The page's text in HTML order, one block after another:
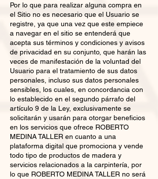
Por lo que para realizar alguna compra en
el Sitio no es necesario que el Usuario se
registre, ya que una vez que este empiece
a navegar en el sitio se entenderá que
acepta sus términos y condiciones y avisos
de privacidad en su conjunto, que harán las
veces de manifestación de la voluntad del
Usuario para el tratamiento de sus datos
personales, incluso sus datos personales
sensibles, los cuales, en concordancia con
lo establecido en el segundo párrafo del
artículo 9 de la Ley, exclusivamente se
solicitarán y usarán para otorgar beneficios
en los servicios que ofrece ROBERTO
MEDINA TALLER en cuanto a una
plataforma digital que promociona y vende
todo tipo de productos de madera y
servicios relacionados a la carpintería, por
lo que ROBERTO MEDINA TALLER no será